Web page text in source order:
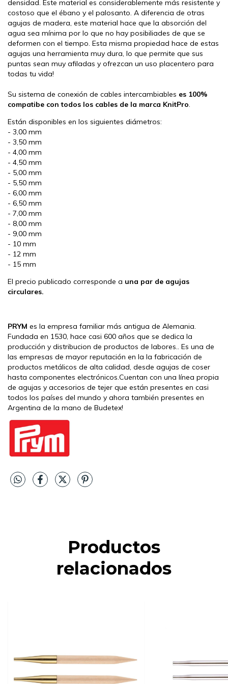
densidad. Este material es considerablemente más resistente y
costoso que el ébano y el palosanto. A diferencia de otras
agujas de madera, este material hace que la absorción del
agua sea mínima por lo que no hay posibiliades de que se
deformen con el tiempo. Esta misma propiedad hace de estas
agujas una herramienta muy dura, lo que permite que sus
puntas sean muy afiladas y ofrezcan un uso placentero para
todas tu vida!
Su sistema de conexión de cables intercambiables es 100%
compatibe con todos los cables de la marca KnitPro.
Están disponibles en los siguientes diámetros:
- 3,00 mm
- 3,50 mm
- 4,00 mm
- 4,50 mm
- 5,00 mm
- 5,50 mm
- 6,00 mm
- 6,50 mm
- 7,00 mm
- 8,00 mm
- 9,00 mm
- 10 mm
- 12 mm
- 15 mm
El precio publicado corresponde a una par de agujas
circulares.
PRYM es la empresa familiar más antigua de Alemania.
Fundada en 1530, hace casi 600 años que se dedica la
producción y distribucion de productos de labores.. Es una de
las empresas de mayor reputación en la la fabricación de
productos metálicos de alta calidad, desde agujas de coser
hasta componentes electrónicos.Cuentan con una línea propia
de agujas y accesorios de tejer que están presentes en casi
todos los países del mundo y ahora también presentes en
Argentina de la mano de Budetex!
Productos
relacionados